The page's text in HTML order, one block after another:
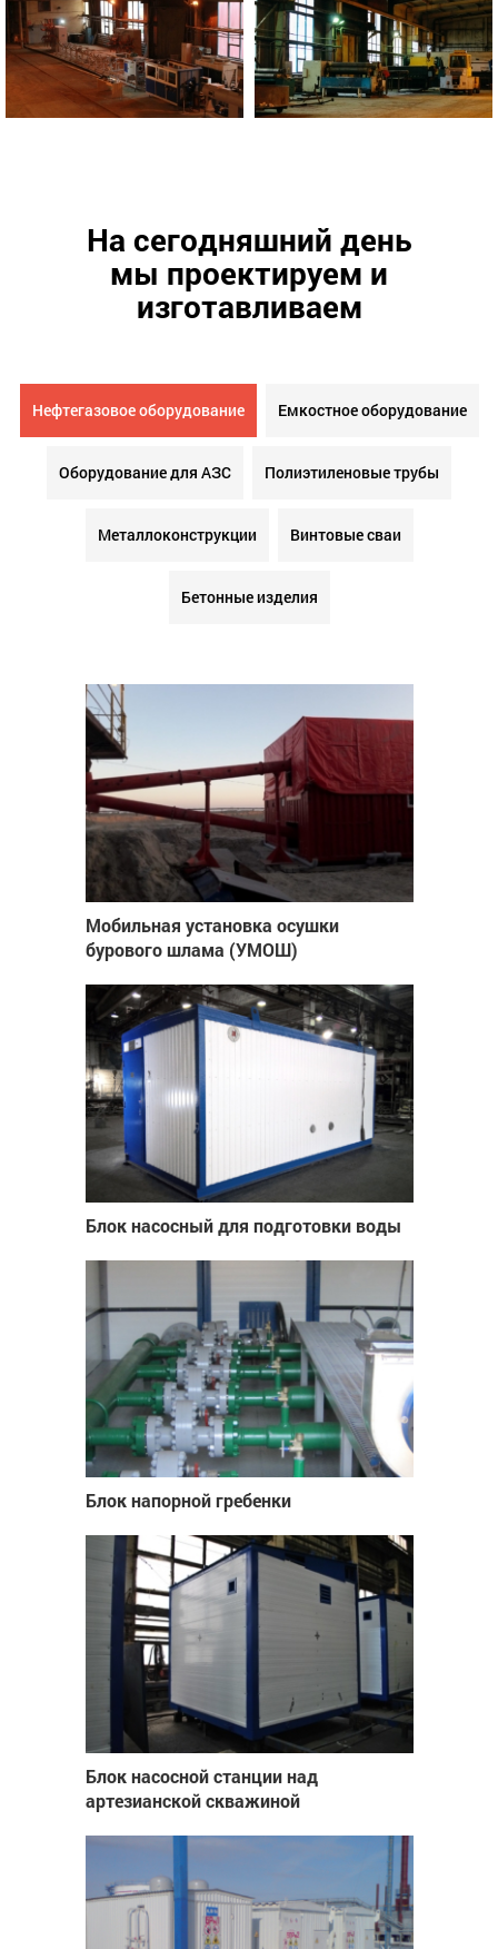
На сегодняшний день
мы проектируем и
изготавливаем
Нефтегазовое оборудование Емкостное оборудование
Оборудование для АЗС Полиэтиленовые трубы
Металлоконструкции Винтовые сваи
Бетонные изделия
Мобильная установка осушки
бурового шлама (УМОШ)
Блок насосный для подготовки воды
Блок напорной гребенки
Блок насосной станции над
артезианской скважиной